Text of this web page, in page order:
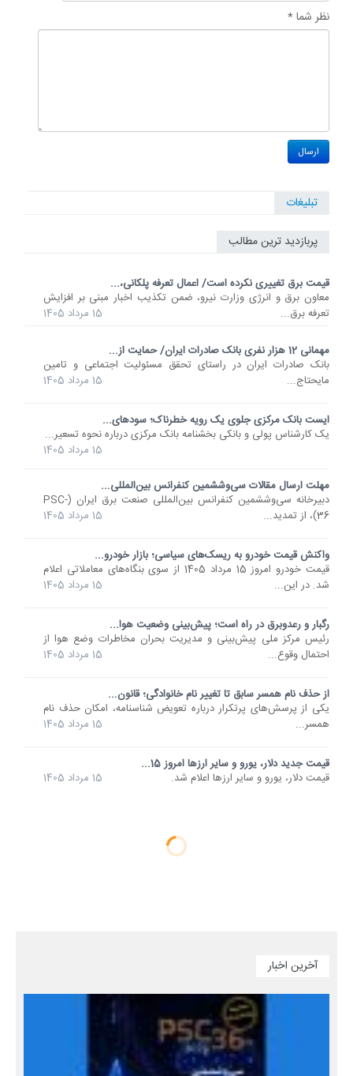
نظر شما *
تبلیغات
پربازدید ترین مطالب
قیمت برق تغییری نکرده است/ اعمال تعرفه پلکانی،...
معاون برق و انرژی وزارت نیرو، ضمن تکذیب اخبار مبنی بر افزایش
تعرفه برق...
15 مرداد 1405
مهمانی 12 هزار نفری بانک صادرات ایران/ حمایت از...
​بانک صادرات ایران در راستای تحقق مسئولیت اجتماعی و تامین
مایحتاج...
15 مرداد 1405
ایست بانک مرکزی جلوی یک رویه خطرناک؛ سودهای...
یک کارشناس پولی و بانکی بخشنامه بانک مرکزی درباره نحوه تسعیر...
15 مرداد 1405
مهلت ارسال مقالات سی‌وششمین کنفرانس بین‌المللی...
دبیرخانه سی‌وششمین کنفرانس بین‌المللی صنعت برق ایران (PSC-
36)، از تمدید...
15 مرداد 1405
واکنش قیمت خودرو به ریسک‌های سیاسی؛ بازار خودرو...
قیمت خودرو امروز 15 مرداد 1405 از سوی بنگاه‌های معاملاتی اعلام
شد. در این...
15 مرداد 1405
رگبار و رعدوبرق در راه است؛ پیش‌بینی وضعیت هوا...
رئیس مرکز ملی پیش‌بینی و مدیریت بحران مخاطرات وضع هوا از
احتمال وقوع...
15 مرداد 1405
از حذف نام همسر سابق تا تغییر نام خانوادگی؛ قانون...
یکی از پرسش‌های پرتکرار درباره تعویض شناسنامه، امکان حذف نام
همسر...
15 مرداد 1405
قیمت جدید دلار، یورو و سایر ارزها امروز 15...
قیمت دلار، یورو و سایر ارزها اعلام شد.
15 مرداد 1405
آخرین اخبار